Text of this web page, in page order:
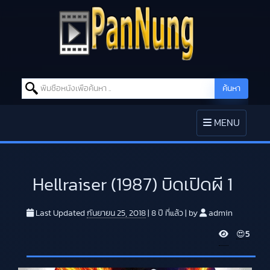
Search for: ค้นหา
TOGGLE
NAVIGATION
MENU
Hellraiser (1987) บิดเปิดผี 1
Last Updated กันยายน 25, 2018 8 ปี ที่แล้ว by admin
V
i
😍5